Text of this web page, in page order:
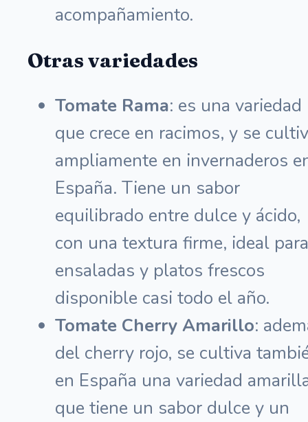
acompañamiento.
Otras variedades
Tomate Rama: es una variedad
que crece en racimos, y se
ampliamente en invernaderos
España. Tiene un sabor
equilibrado entre dulce y ácido,
con una textura firme, ideal para
ensaladas y platos frescos
disponible casi todo el año.
Tomate Cherry Amarillo:
del cherry rojo, se cultiva
en España una variedad
que tiene un sabor dulce y un